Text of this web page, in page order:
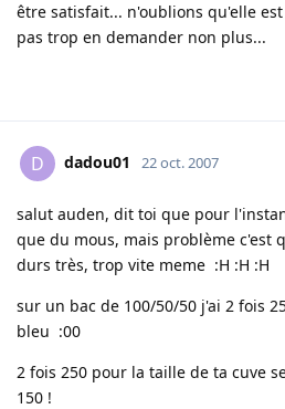
être satisfait... n'oublions qu'elle
pas trop en demander non plus...
D dadou01 22 oct. 2007
salut auden, dit toi que pour
que du mous, mais problème c'est
durs très, trop vite meme :H :H :H
sur un bac de 100/50/50 j'ai 2 fois
bleu :00
2 fois 250 pour la taille de ta cuve
150 !